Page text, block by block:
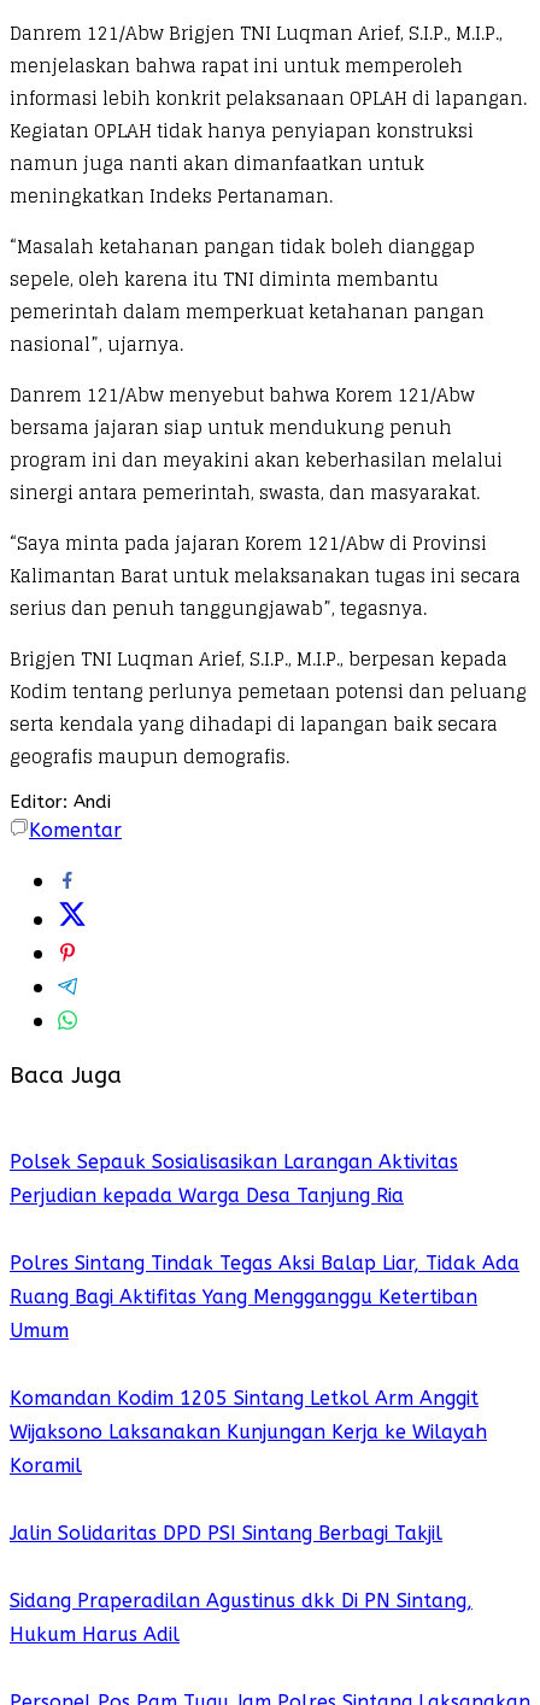
Danrem 121/Abw Brigjen TNI Luqman Arief, S.I.P., M.I.P.,
menjelaskan bahwa rapat ini untuk memperoleh
informasi lebih konkrit pelaksanaan OPLAH di lapangan.
Kegiatan OPLAH tidak hanya penyiapan konstruksi
namun juga nanti akan dimanfaatkan untuk
meningkatkan Indeks Pertanaman.
“Masalah ketahanan pangan tidak boleh dianggap
sepele, oleh karena itu TNI diminta membantu
pemerintah dalam memperkuat ketahanan pangan
nasional”, ujarnya.
Danrem 121/Abw menyebut bahwa Korem 121/Abw
bersama jajaran siap untuk mendukung penuh
program ini dan meyakini akan keberhasilan melalui
sinergi antara pemerintah, swasta, dan masyarakat.
“Saya minta pada jajaran Korem 121/Abw di Provinsi
Kalimantan Barat untuk melaksanakan tugas ini secara
serius dan penuh tanggungjawab”, tegasnya.
Brigjen TNI Luqman Arief, S.I.P., M.I.P., berpesan kepada
Kodim tentang perlunya pemetaan potensi dan peluang
serta kendala yang dihadapi di lapangan baik secara
geografis maupun demografis.
Editor: Andi
Komentar
Baca Juga
Polsek Sepauk Sosialisasikan Larangan Aktivitas
Perjudian kepada Warga Desa Tanjung Ria
Polres Sintang Tindak Tegas Aksi Balap Liar, Tidak Ada
Ruang Bagi Aktifitas Yang Mengganggu Ketertiban
Umum
Komandan Kodim 1205 Sintang Letkol Arm Anggit
Wijaksono Laksanakan Kunjungan Kerja ke Wilayah
Koramil
Jalin Solidaritas DPD PSI Sintang Berbagi Takjil
Sidang Praperadilan Agustinus dkk Di PN Sintang,
Hukum Harus Adil